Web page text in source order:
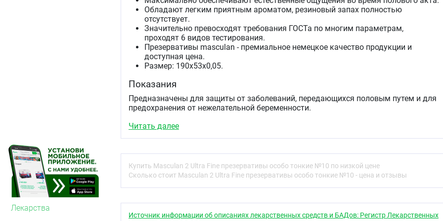
Лекарства
Обладают легким приятным ароматом, резиновый запах полностью
отсутствует.
Значительно превосходят требования ГОСТа по многим параметрам,
проходят 6 видов тестирования.
Презервативы masculan - премиальное немецкое качество продукции и
доступная цена.
Размер: 190х53х0,05.
Показания
Предназначены для защиты от заболеваний, передающихся половым путем и для
предохранения от нежелательной беременности.
Инструкция по применению
1. Проверьте срок годности, указанный на индивидуальной упаковке
2. Аккуратно надорвите упаковку пальцами таким образом, чтобы не повредить
находящийся внутри презерватив. Не используйте для этого острых предметов!
Вынимая презерватив из упаковки, избегайте его повреждения ногтями, зубами,
3. Надевайте презерватив на половой член в эрегированном состоянии. Не
Читать далее
Купить Masculan 2 Ultra Fine презервативы особо тонкие №10 по низкой цене
Сколько стоит Masculan 2 Ultra Fine презервативы особо тонкие №10 - цена и отзывы
Источник информации об описаниях лекарственных средств и БАДов: Регистр Лекарственных